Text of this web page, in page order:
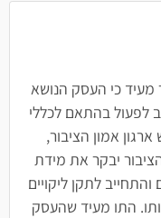
מעיד כי העסק הנושא
לפעול בהתאם לכללי
אמון הציבור,
יבקר את מידת
לתקן ליקויים
התו מעיד שהעסק